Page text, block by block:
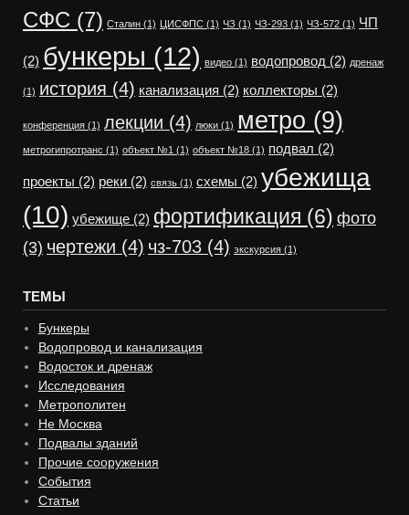
СФС (7) Сталин (1) ЦИСФПС (1) ЧЗ (1) ЧЗ-293 (1) ЧЗ-572 (1) ЧП
(2) бункеры (12) видео (1) водопровод (2) дренаж
(1) история (4) канализация (2) коллекторы (2)
конференция (1) лекции (4) люки (1) метро (9)
метрогипротранс (1) объект №1 (1) объект №18 (1) подвал (2)
проекты (2) реки (2) связь (1) схемы (2) убежища
(10) убежище (2) фортификация (6) фото
(3) чертежи (4) чз-703 (4) экскурсия (1)
ТЕМЫ
Бункеры
Водопровод и канализация
Водосток и дренаж
Исследования
Метрополитен
Не Москва
Подвалы зданий
Прочие сооружения
События
Статьи